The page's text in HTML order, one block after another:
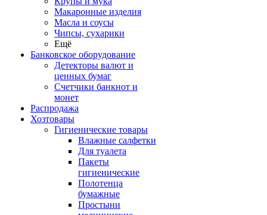
Макаронные изделия
Масла и соусы
Чипсы, сухарики
Ещё
Банковское оборудование
Детекторы валют и
ценных бумаг
Счетчики банкнот и
монет
Распродажа
Хозтовары
Гигиенические товары
Влажные салфетки
Для туалета
Пакеты
гигиенические
Полотенца
бумажные
Простыни